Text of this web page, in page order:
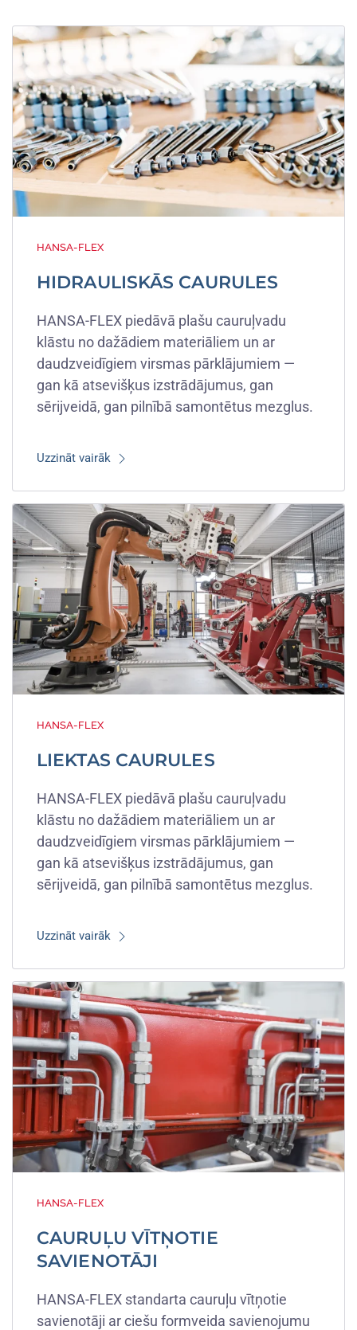
HANSA-FLEX
HIDRAULISKĀS CAURULES
HANSA-FLEX piedāvā plašu cauruļvadu
klāstu no dažādiem materiāliem un ar
daudzveidīgiem virsmas pārklājumiem —
gan kā atsevišķus izstrādājumus, gan
sērijveidā, gan pilnībā samontētus mezglus.
Uzzināt vairāk
HANSA-FLEX
LIEKTAS CAURULES
HANSA-FLEX piedāvā plašu cauruļvadu
klāstu no dažādiem materiāliem un ar
daudzveidīgiem virsmas pārklājumiem —
gan kā atsevišķus izstrādājumus, gan
sērijveidā, gan pilnībā samontētus mezglus.
Uzzināt vairāk
HANSA-FLEX
CAURUĻU VĪTŅOTIE
SAVIENOTĀJI
HANSA-FLEX standarta cauruļu vītņotie
savienotāji ar ciešu formveida savienojumu